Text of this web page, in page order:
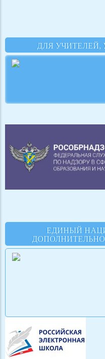
ДЛЯ УЧИТЕЛЕЙ,
ЕДИНЫЙ